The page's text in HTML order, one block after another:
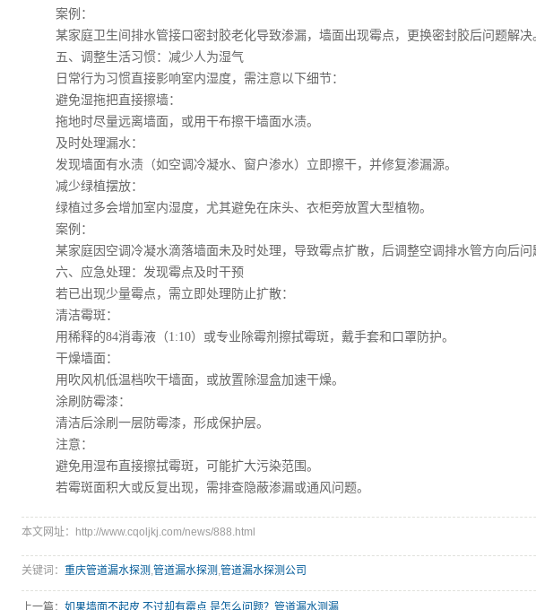
案例：
某家庭卫生间排水管接口密封胶老化导致渗漏，墙面出现霉点，更换密封胶后问题解决
五、调整生活习惯：减少人为湿气
日常行为习惯直接影响室内湿度，需注意以下细节：
避免湿拖把直接擦墙：
拖地时尽量远离墙面，或用干布擦干墙面水渍。
及时处理漏水：
发现墙面有水渍（如空调冷凝水、窗户渗水）立即擦干，并修复渗漏源。
减少绿植摆放：
绿植过多会增加室内湿度，尤其避免在床头、衣柜旁放置大型植物。
案例：
某家庭因空调冷凝水滴落墙面未及时处理，导致霉点扩散，后调整空调排水管方向后问
六、应急处理：发现霉点及时干预
若已出现少量霉点，需立即处理防止扩散：
清洁霉斑：
用稀释的84消毒液（1:10）或专业除霉剂擦拭霉斑，戴手套和口罩防护。
干燥墙面：
用吹风机低温档吹干墙面，或放置除湿盒加速干燥。
涂刷防霉漆：
清洁后涂刷一层防霉漆，形成保护层。
注意：
避免用湿布直接擦拭霉斑，可能扩大污染范围。
若霉斑面积大或反复出现，需排查隐蔽渗漏或通风问题。
本文网址：http://www.cqoljkj.com/news/888.html
关键词： 重庆管道漏水探测 ,管道漏水探测 ,管道漏水探测公司
上一篇： 如果墙面不起皮,不过却有霉点,是怎么问题？管道漏水测漏